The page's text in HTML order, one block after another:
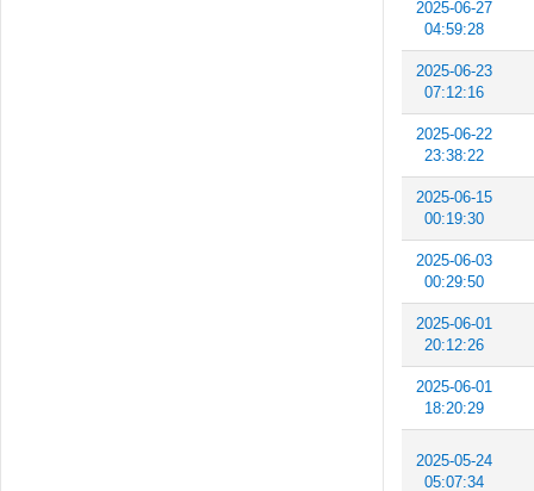
2025-06-27
04:59:28
2025-06-23
07:12:16
2025-06-22
23:38:22
2025-06-15
00:19:30
2025-06-03
00:29:50
2025-06-01
20:12:26
2025-06-01
18:20:29
2025-05-24
05:07:34